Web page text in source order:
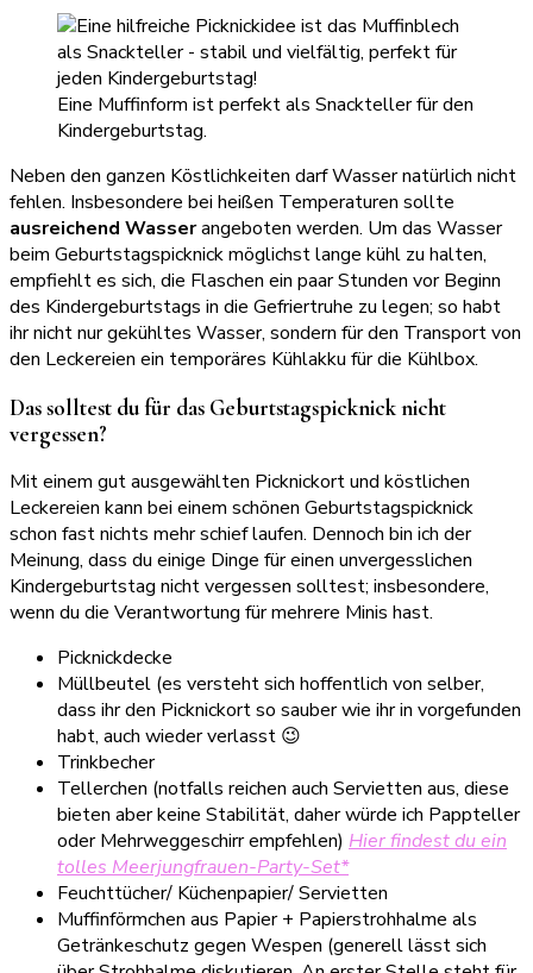
Eine Muffinform ist perfekt als Snackteller für den
Kindergeburtstag.
Neben den ganzen Köstlichkeiten darf Wasser natürlich nicht
fehlen. Insbesondere bei heißen Temperaturen sollte
ausreichend Wasserangeboten werden. Um das Wasser
beim Geburtstagspicknick möglichst lange kühl zu halten,
empfiehlt es sich, die Flaschen ein paar Stunden vor Beginn
des Kindergeburtstags in die Gefriertruhe zu legen; so habt
ihr nicht nur gekühltes Wasser, sondern für den Transport von
den Leckereien ein temporäres Kühlakku für die Kühlbox.
Das solltest du für das Geburtstagspicknick nicht
vergessen?
Mit einem gut ausgewählten Picknickort und köstlichen
Leckereien kann bei einem schönen Geburtstagspicknick
schon fast nichts mehr schief laufen. Dennoch bin ich der
Meinung, dass du einige Dinge für einen unvergesslichen
Kindergeburtstag nicht vergessen solltest; insbesondere,
wenn du die Verantwortung für mehrere Minis hast.
Picknickdecke
Müllbeutel (es versteht sich hoffentlich von selber,
dass ihr den Picknickort so sauber wie ihr in vorgefunden
habt, auch wieder verlasst 😉
Trinkbecher
Tellerchen (notfalls reichen auch Servietten aus, diese
bieten aber keine Stabilität, daher würde ich Pappteller
oder Mehrweggeschirr empfehlen) Hier findest du ein
tolles Meerjungfrauen-Party-Set*
Feuchttücher/ Küchenpapier/ Servietten
Muffinförmchen aus Papier + Papierstrohhalme als
Getränkeschutz gegen Wespen (generell lässt sich